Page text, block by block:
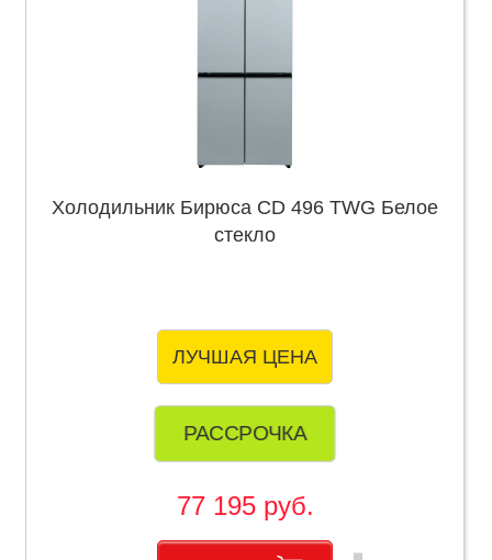
Холодильник Бирюса CD 496 TWG Белое
стекло
ЛУЧШАЯ ЦЕНА
РАССРОЧКА
77 195 руб.